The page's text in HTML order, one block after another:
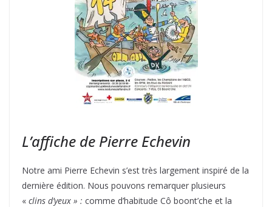
L’affiche de Pierre Echevin
Notre ami Pierre Echevin s’est très largement inspiré de la
dernière édition. Nous pouvons remarquer plusieurs
« clins d’yeux » : comme d’habitude Cô boont’che et la